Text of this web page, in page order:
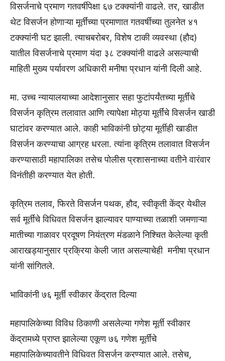
विसर्जनाचे प्रमाण गतवर्षीपेक्षा ६७ टक्क्यांनी वाढले. तर, खाडीत
थेट विसर्जन होणाऱ्या मूर्तींच्या प्रमाणात गतवर्षीच्या तुलनेत ४१
टक्क्यांनी घट झाली. त्याचबरोबर, विशेष टाकी व्यवस्था (हौद)
यातील विसर्जनाचे प्रमाण यंदा ३८ टक्क्यांनी वाढले असल्याची
माहिती मुख्य पर्यावरण अधिकारी मनीषा प्रधान यांनी दिली आहे.
मा. उच्च न्यायालयाच्या आदेशानुसार सहा फुटांपर्यंतच्या मूर्तींचे
विसर्जन कृत्रिम तलावात आणि त्यापेक्षा मोठ्या मूर्तींचे विसर्जन खाडी
घाटांवर करण्यात आले. काही भाविकांनी छोट्या मूर्तीही खाडीत
विसर्जन करण्याचा आग्रह धरला. त्यांना कृत्रिम तलावात विसर्जन
करण्यासाठी महापालिका तसेच पोलीस प्रशासनाच्या वतीने वारंवार
विनंतीही करण्यात येत होती.
कृत्रिम तलाव, फिरते विसर्जन पथक, हौद, स्वीकृती केंद्र येथील
सर्व मूर्तींचे विधिवत विसर्जन झाल्यावर पाण्याच्या तळाशी जमणाऱ्या
मातीच्या गाळावर प्रदूषण नियंत्रण मंडळाने निश्चित केलेल्या कृती
आराखड्यानुसार प्रक्रिया केली जात असल्याचेही मनीषा प्रधान
यांनी सांगितले.
भाविकांनी ७६ मूर्ती स्वीकार केंद्रात दिल्या
महापालिकेच्या विविध ठिकाणी असलेल्या गणेश मूर्ती स्वीकार
केंद्रामध्ये प्राप्त झालेल्या एकूण ७६ गणेश मूर्तींचे
महापालिकेच्यावतीने विधिवत विसर्जन करण्यात आले. तसेच,